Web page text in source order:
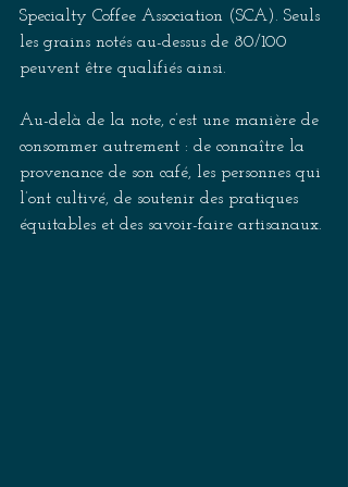
Specialty Coffee Association (SCA). Seuls
les grains notés au-dessus de 80/100
peuvent être qualifiés ainsi.
Au-delà de la note, c’est une manière de
consommer autrement : de connaître la
provenance de son café, les personnes qui
l’ont cultivé, de soutenir des pratiques
équitables et des savoir-faire artisanaux.